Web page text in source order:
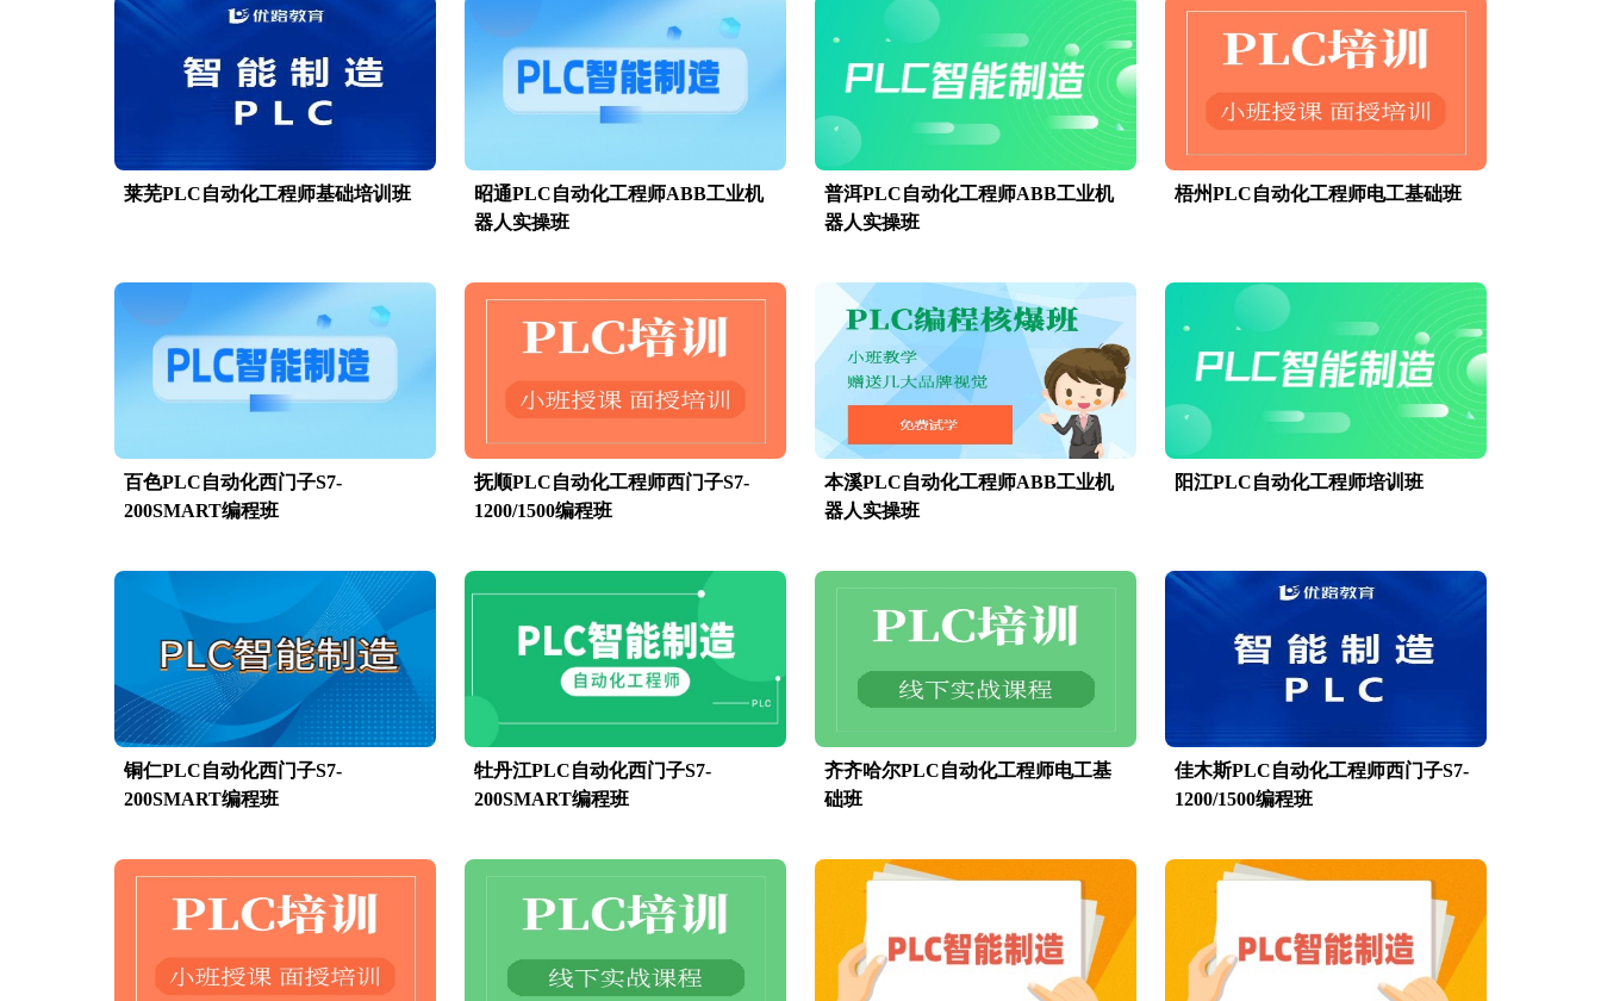
莱芜PLC自动化工程师基础培训班
昭通PLC自动化工程师ABB工业机
器人实操班
普洱PLC自动化工程师ABB工业机
器人实操班
梧州PLC自动化工程师电工基础班
百色PLC自动化西门子S7-
200SMART编程班
抚顺PLC自动化工程师西门子S7-
1200/1500编程班
本溪PLC自动化工程师ABB工业机
器人实操班
阳江PLC自动化工程师培训班
铜仁PLC自动化西门子S7-
200SMART编程班
牡丹江PLC自动化西门子S7-
200SMART编程班
齐齐哈尔PLC自动化工程师电工基
础班
佳木斯PLC自动化工程师西门子S7-
1200/1500编程班